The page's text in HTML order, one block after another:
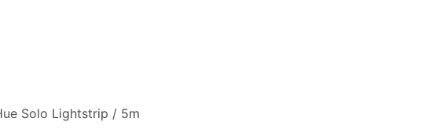
Solo Lightstrip / 5m